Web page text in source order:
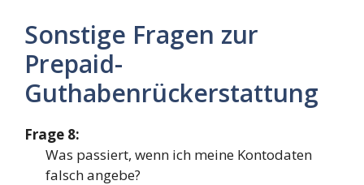
Sonstige Fragen zur
Prepaid-
Guthabenrückerstattung
Frage 8:
Was passiert, wenn ich meine Kontodaten
falsch angebe?